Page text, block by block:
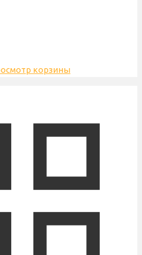
корзины